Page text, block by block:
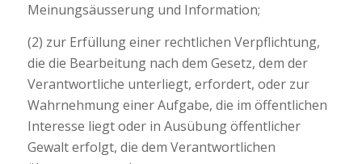
Meinungsäusserung und Information;
(2) zur Erfüllung einer rechtlichen Verpflichtung,
die die Bearbeitung nach dem Gesetz, dem der
Verantwortliche unterliegt, erfordert, oder zur
Wahrnehmung einer Aufgabe, die im öffentlichen
Interesse liegt oder in Ausübung öffentlicher
Gewalt erfolgt, die dem Verantwortlichen